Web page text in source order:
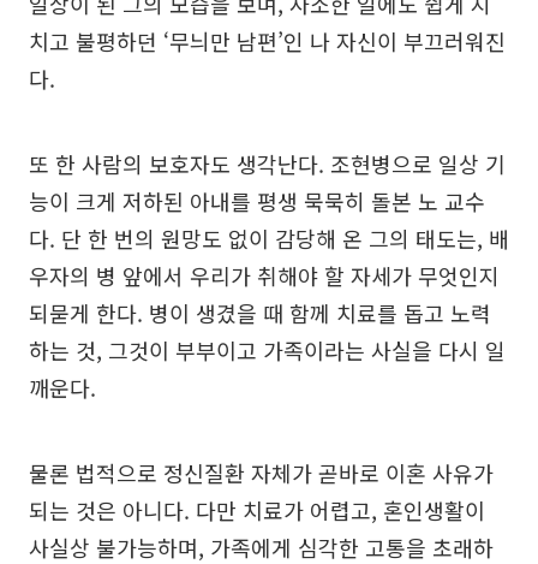
치고 불평하던 ‘무늬만 남편’인 나 자신이 부끄러워진
다.
또 한 사람의 보호자도 생각난다. 조현병으로 일상 기
능이 크게 저하된 아내를 평생 묵묵히 돌본 노 교수
다. 단 한 번의 원망도 없이 감당해 온 그의 태도는, 배
우자의 병 앞에서 우리가 취해야 할 자세가 무엇인지
되묻게 한다. 병이 생겼을 때 함께 치료를 돕고 노력
하는 것, 그것이 부부이고 가족이라는 사실을 다시 일
깨운다.
물론 법적으로 정신질환 자체가 곧바로 이혼 사유가
되는 것은 아니다. 다만 치료가 어렵고, 혼인생활이
사실상 불가능하며, 가족에게 심각한 고통을 초래하